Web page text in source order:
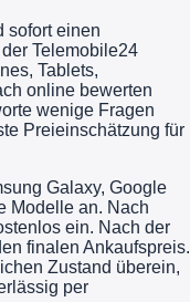
sofort einen
Telemobile24
Tablets,
online bewerten
wenige Fragen
Preieinschätzung für
Galaxy, Google
Modelle an. Nach
ein. Nach der
finalen Ankaufspreis.
Zustand überein,
per